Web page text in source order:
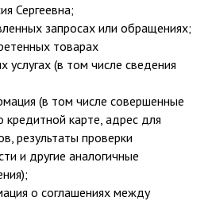
Сергеевна;
запросах или обращениях;
товарах
услугах (в том числе сведения
(в том числе совершенные
карте, адрес для
результаты проверки
и другие аналогичные
о соглашениях между